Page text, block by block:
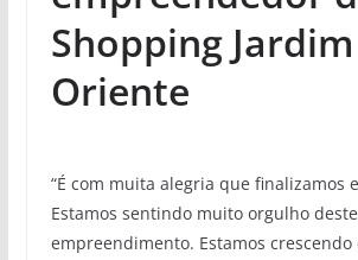
Shopping Jardim
Oriente
“É com muita alegria que finalizamos
Estamos sentindo muito orgulho deste
empreendimento. Estamos